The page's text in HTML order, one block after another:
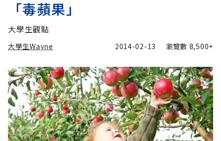
「毒蘋果」
大學生觀點
大學生Wayne 2014-02-13 瀏覽數 8,500+